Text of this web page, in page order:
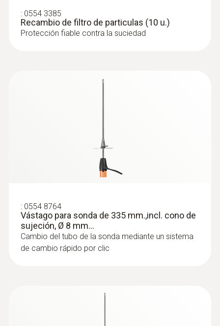
: 0554 3385
Recambio de filtro de particulas (10 u.)
Protección fiable contra la suciedad
: 0554 8764
Vástago para sonda de 335 mm.,incl. cono de
sujeción, Ø 8 mm...
Cambio del tubo de la sonda mediante un sistema
de cambio rápido por clic